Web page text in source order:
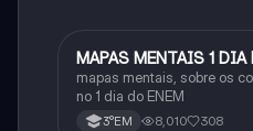
Português
MAPAS MENTAIS 1 DIA
mapas mentais, sobre os
no 1 dia do ENEM
3°EM 8,010 308